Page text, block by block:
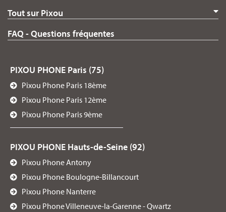
Tout sur Pixou
FAQ - Questions fréquentes
PIXOU PHONE Paris (75)
Pixou Phone Paris 18ème
Pixou Phone Paris 12ème
Pixou Phone Paris 9ème
PIXOU PHONE Hauts-de-Seine (92)
Pixou Phone Antony
Pixou Phone Boulogne-Billancourt
Pixou Phone Nanterre
Pixou Phone Villeneuve-la-Garenne - Qwartz